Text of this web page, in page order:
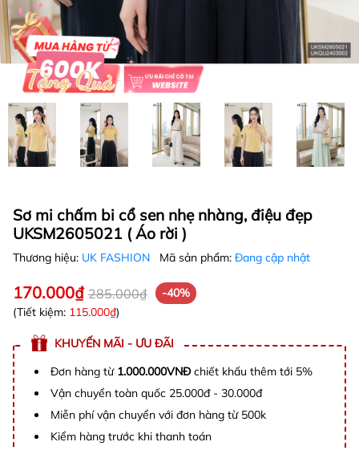
Sơ mi chấm bi cổ sen nhẹ nhàng, điệu đẹp
UKSM2605021 ( Áo rời )
Thương hiệu: UK FASHION Mã sản phẩm: Đang cập nhật
170.000₫ 285.000₫
-40%
(Tiết kiệm: 115.000₫)
KHUYẾN MÃI - ƯU ĐÃI
Đơn hàng từ 1.000.000VNĐchiết khấu thêm tới 5%
Vận chuyển toàn quốc 25.000đ - 30.000đ
Miễn phí vận chuyển với đơn hàng từ 500k
Kiểm hàng trước khi thanh toán